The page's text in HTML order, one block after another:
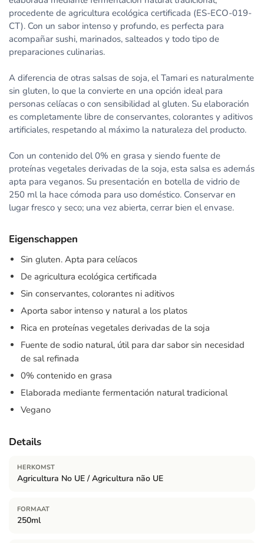
procedente de agricultura ecológica certificada (ES-ECO-019-
CT). Con un sabor intenso y profundo, es perfecta para
acompañar sushi, marinados, salteados y todo tipo de
preparaciones culinarias.
A diferencia de otras salsas de soja, el Tamari es naturalmente
sin gluten, lo que la convierte en una opción ideal para
personas celíacas o con sensibilidad al gluten. Su elaboración
es completamente libre de conservantes, colorantes y aditivos
artificiales, respetando al máximo la naturaleza del producto.
Con un contenido del 0% en grasa y siendo fuente de
proteínas vegetales derivadas de la soja, esta salsa es además
apta para veganos. Su presentación en botella de vidrio de
250 ml la hace cómoda para uso doméstico. Conservar en
lugar fresco y seco; una vez abierta, cerrar bien el envase.
Eigenschappen
Sin gluten. Apta para celíacos
De agricultura ecológica certificada
Sin conservantes, colorantes ni aditivos
Aporta sabor intenso y natural a los platos
Rica en proteínas vegetales derivadas de la soja
Fuente de sodio natural, útil para dar sabor sin necesidad
de sal refinada
0% contenido en grasa
Elaborada mediante fermentación natural tradicional
Vegano
Details
HERKOMST
Agricultura No UE / Agricultura não UE
FORMAAT
250ml